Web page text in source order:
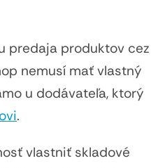
predaja produktov cez
nemusí mať vlastný
u dodávateľa, ktorý
.
vlastniť skladové